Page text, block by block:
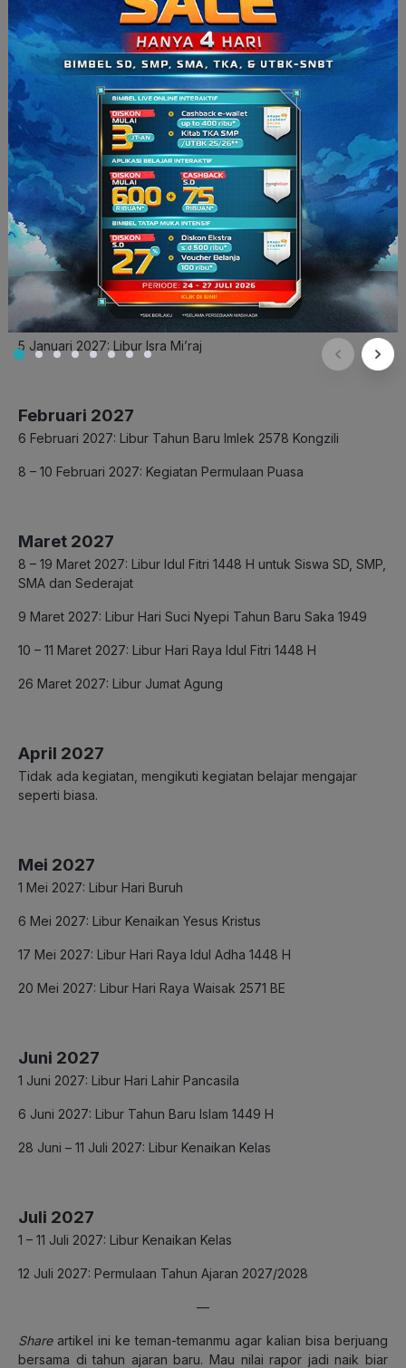
Januari 2027
1 Januari 2027: Libur Tahun Baru Masehi 2027
1 – 3 Januari 2027: Libur Semester Ganjil
4 Januari 2027: Hari Pertama Sekolah (HP) dan Awal
Semester Genap
5 Januari 2027: Libur Isra Mi’raj
Februari 2027
6 Februari 2027: Libur Tahun Baru Imlek 2578 Kongzili
8 – 10 Februari 2027: Kegiatan Permulaan Puasa
Maret 2027
8 – 19 Maret 2027: Libur Idul Fitri 1448 H untuk Siswa SD, SMP,
SMA dan Sederajat
9 Maret 2027: Libur Hari Suci Nyepi Tahun Baru Saka 1949
10 – 11 Maret 2027: Libur Hari Raya Idul Fitri 1448 H
26 Maret 2027: Libur Jumat Agung
April 2027
Tidak ada kegiatan, mengikuti kegiatan belajar mengajar
seperti biasa.
Mei 2027
1 Mei 2027: Libur Hari Buruh
6 Mei 2027: Libur Kenaikan Yesus Kristus
17 Mei 2027: Libur Hari Raya Idul Adha 1448 H
20 Mei 2027: Libur Hari Raya Waisak 2571 BE
Juni 2027
1 Juni 2027: Libur Hari Lahir Pancasila
6 Juni 2027: Libur Tahun Baru Islam 1449 H
28 Juni – 11 Juli 2027: Libur Kenaikan Kelas
Juli 2027
1 – 11 Juli 2027: Libur Kenaikan Kelas
12 Juli 2027: Permulaan Tahun Ajaran 2027/2028
—
Shareartikel ini ke teman-temanmu agar kalian bisa berjuang
bersama di tahun ajaran baru. Mau nilai rapor jadi naik biar